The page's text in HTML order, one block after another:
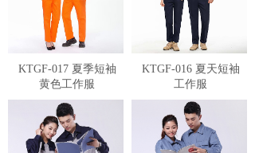
KTGF-017 夏季短袖
黄色工作服
KTGF-016 夏天短袖
工作服